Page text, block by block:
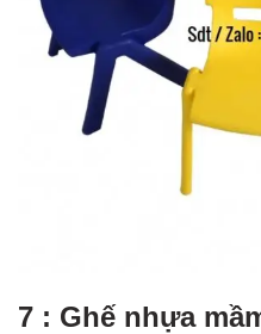
7 : Ghế nhựa